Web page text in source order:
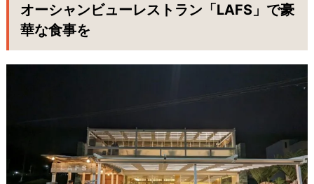
オーシャンビューレストラン「LAFS」で豪
華な食事を